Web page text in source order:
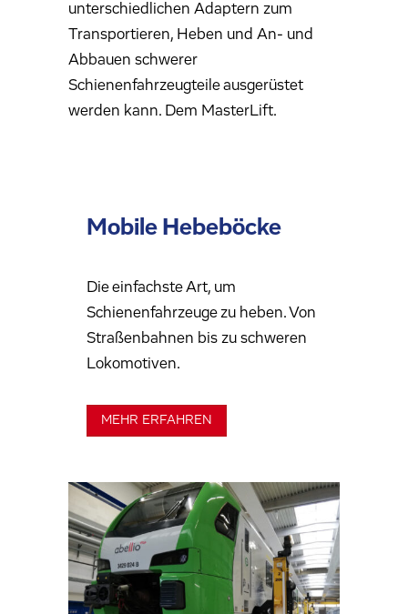
unterschiedlichen Adaptern zum
Transportieren, Heben und An- und
Abbauen schwerer
Schienenfahrzeugteile ausgerüstet
werden kann. Dem MasterLift.
Mobile Hebeböcke
Die einfachste Art, um
Schienenfahrzeuge zu heben. Von
Straßenbahnen bis zu schweren
Lokomotiven.
MEHR ERFAHREN